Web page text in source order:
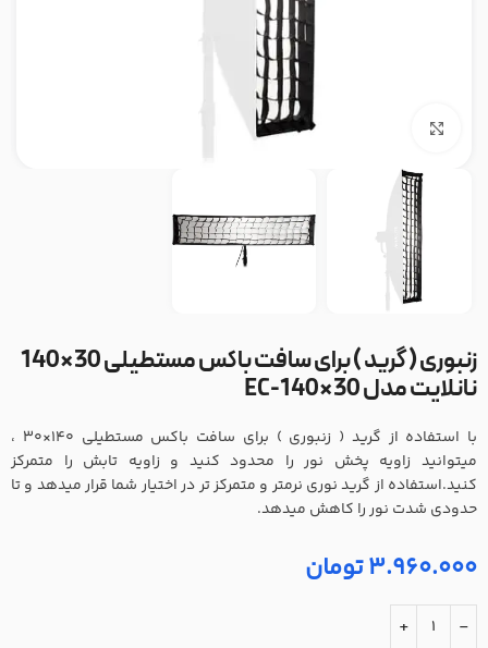
بزرگنمایی تصویر
زنبوری ( گرید ) برای سافت باکس مستطیلی 30×140
نانلایت مدل EC-140×30
با استفاده از گرید ( زنبوری ) برای سافت باکس مستطیلی 140×30 ،
میتوانید زاویه پخش نور را محدود کنید و زاویه تابش را متمرکز
کنید.استفاده از گرید نوری نرمتر و متمرکز تر در اختیار شما قرار میدهد و تا
حدودی شدت نور را کاهش میدهد.
3.960.000تومان
-
+